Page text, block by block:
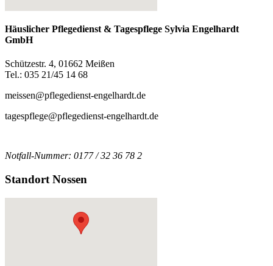
Häuslicher Pflegedienst & Tagespflege Sylvia Engelhardt
GmbH
Schützestr. 4, 01662 Meißen
Tel.: 035 21/45 14 68
meissen@pflegedienst-engelhardt.de
tagespflege@pflegedienst-engelhardt.de
Notfall-Nummer: 0177 / 32 36 78 2
Standort Nossen